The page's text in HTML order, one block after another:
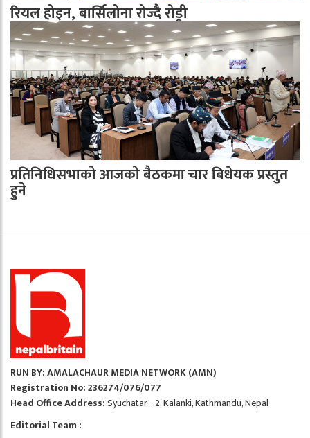
रियल होइन, बार्सिलोना रोज्दै रोड्री
प्रतिनिधिसभाको आजको बैठकमा चार बिधेयक प्रस्तुत
हुने
RUN BY: AMALACHAUR MEDIA NETWORK (AMN)
Registration No: 236274/076/077
Head Office Address:Syuchatar - 2, Kalanki, Kathmandu, Nepal
Editorial Team :